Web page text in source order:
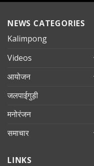
NEWS CATEGORIES
Kalimpong
Videos
आयोजन
जलपाईगुड़ी
मनोरंजन
समाचार
LINKS